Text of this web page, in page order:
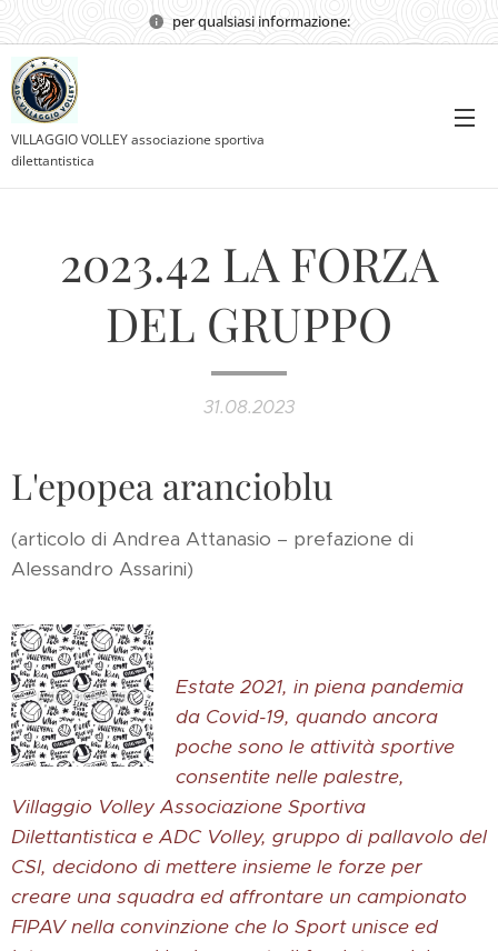
per qualsiasi informazione:
VILLAGGIO VOLLEY associazione sportiva
dilettantistica
2023.42 LA FORZA
DEL GRUPPO
31.08.2023
L'epopea arancioblu
(articolo di Andrea Attanasio – prefazione di
Alessandro Assarini)
Estate 2021, in piena pandemia
da Covid-19, quando ancora
poche sono le attività sportive
consentite nelle palestre,
Villaggio Volley Associazione Sportiva
Dilettantistica e ADC Volley, gruppo di pallavolo del
CSI, decidono di mettere insieme le forze per
creare una squadra ed affrontare un campionato
FIPAV nella convinzione che lo Sport unisce ed